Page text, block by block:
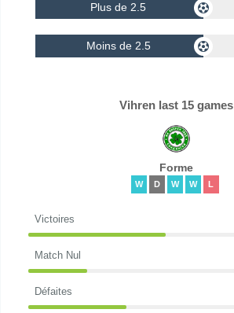
Plus de 2.5
Moins de 2.5
Vihren last 15 games
Forme
W D W W L
Victoires
Match Nul
Défaites